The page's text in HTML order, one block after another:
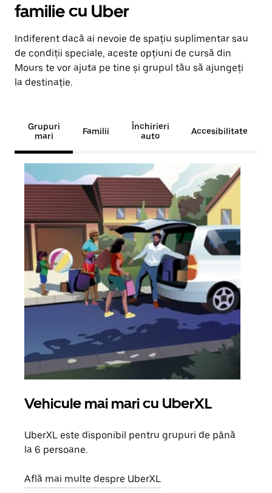
familie cu Uber
Indiferent dacă ai nevoie de spațiu suplimentar sau
de condiții speciale, aceste opțiuni de cursă din
Mours te vor ajuta pe tine și grupul tău să ajungeți
la destinație.
Grupuri
mari
Familii
Închirieri
auto
Accesibilitate
Vehicule mai mari cu UberXL
UberXL este disponibil pentru grupuri de până
la 6 persoane.
Află mai multe despre UberXL